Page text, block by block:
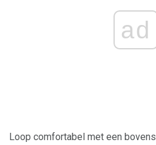
ad
Loop comfortabel met een